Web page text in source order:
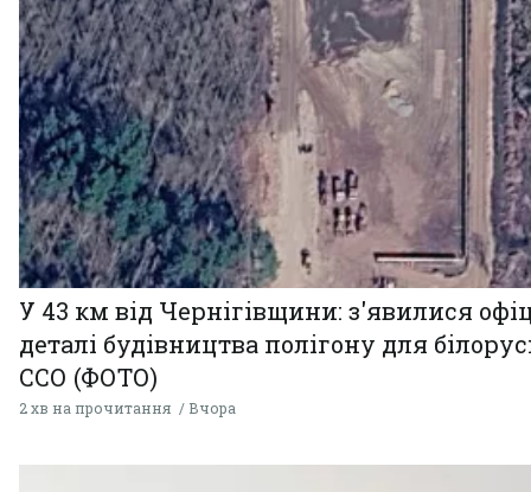
У 43 км від Чернігівщини: з'явилися
деталі будівництва полігону для
ССО (ФОТО)
2 хв на прочитання Вчора